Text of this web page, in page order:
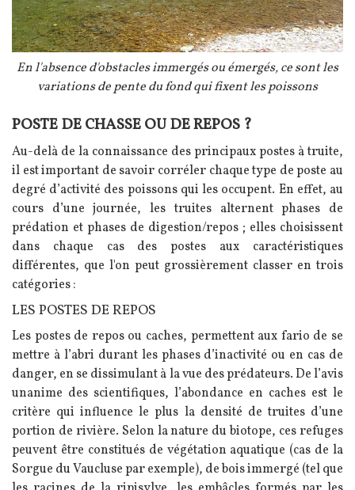
Légende
En l'absence d'obstacles immergés ou émergés, ce sont les
variations de pente du fond qui fixent les poissons
Texte
POSTE DE CHASSE OU DE REPOS ?
Au-delà de la connaissance des principaux postes à truite,
il est important de savoir corréler chaque type de poste au
degré d’activité des poissons qui les occupent. En effet, au
cours d’une journée, les truites alternent phases de
prédation et phases de digestion/repos ; elles choisissent
dans chaque cas des postes aux caractéristiques
différentes, que l'on peut grossièrement classer en trois
catégories :
LES POSTES DE REPOS
Les postes de repos ou caches, permettent aux fario de se
mettre à l’abri durant les phases d’inactivité ou en cas de
danger, en se dissimulant à la vue des prédateurs. De l’avis
unanime des scientifiques, l’abondance en caches est le
critère qui influence le plus la densité de truites d’une
portion de rivière. Selon la nature du biotope, ces refuges
peuvent être constitués de végétation aquatique (cas de la
Sorgue du Vaucluse par exemple), de bois immergé (tel que